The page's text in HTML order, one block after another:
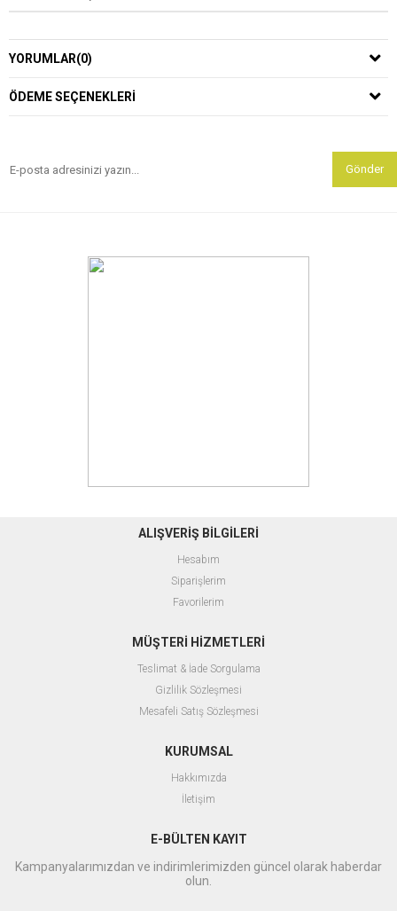
YORUMLAR(0)
ÖDEME SEÇENEKLERI
Gönder
ALIŞVERİŞ BİLGİLERİ
Hesabım
Siparişlerim
Favorilerim
MÜŞTERİ HİZMETLERİ
Teslimat & İade Sorgulama
Gizlilik Sözleşmesi
Mesafeli Satış Sözleşmesi
KURUMSAL
Hakkımızda
İletişim
E-BÜLTEN KAYIT
Kampanyalarımızdan ve indirimlerimizden güncel olarak haberdar
olun.